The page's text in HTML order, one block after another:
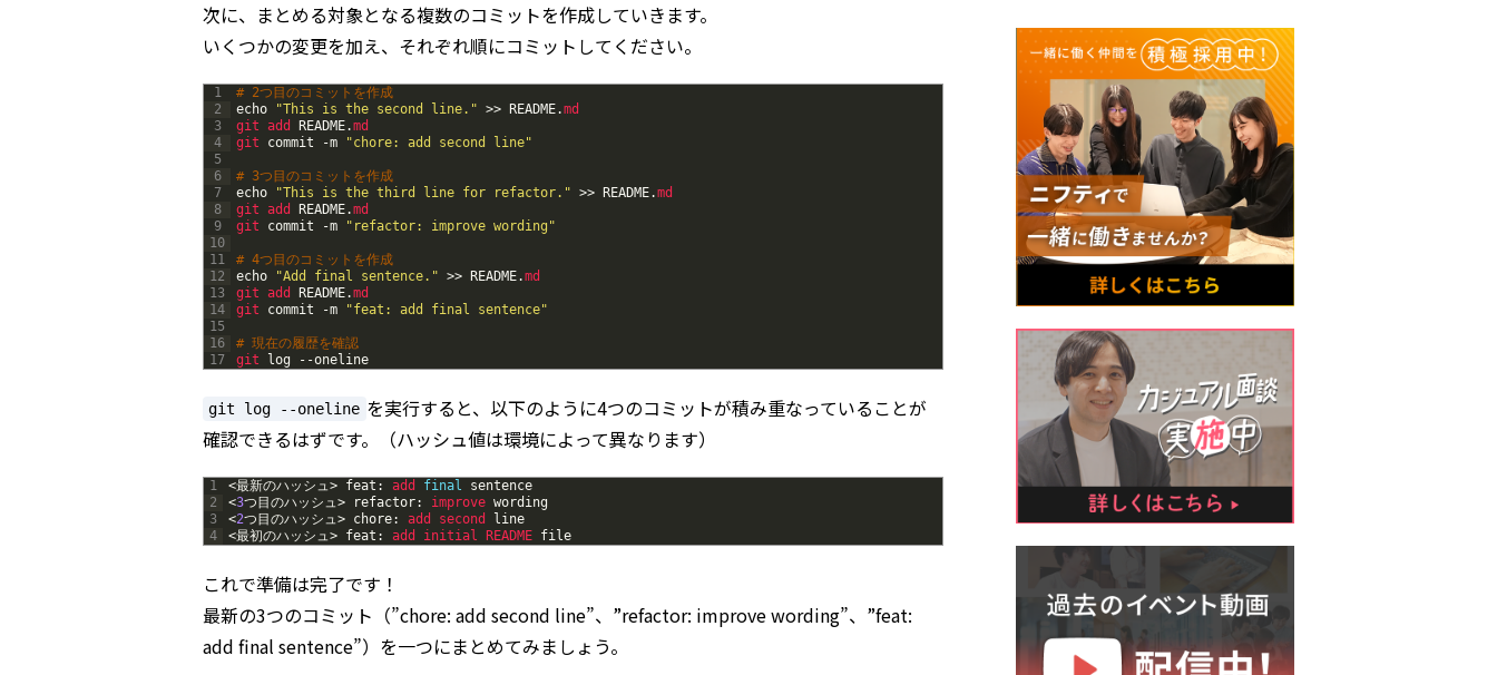
次に、まとめる対象となる複数のコミットを作成していきます。
いくつかの変更を加え、それぞれ順にコミットしてください。
1
2
3
4
5
6
7
8
9
10
11
12
13
14
15
16
17
# 2つ目のコミットを作成
echo
"This is the second line." >> README.md
git add README.md
git commit -m "chore: add second line"
# 3つ目のコミットを作成
echo
"This is the third line for refactor." >> README.md
git add README.md
git commit -m "refactor: improve wording"
# 4つ目のコミットを作成
echo
"Add final sentence." >> README.md
git add README.md
git commit -m "feat: add final sentence"
# 現在の履歴を確認
git
log --oneline
git log --oneline を実行すると、以下のように4つのコミットが積み重なっていることが
確認できるはずです。（ハッシュ値は環境によって異なります）
1
2
3
4
<最新のハッシュ> feat : add final
sentence
<3つ目のハッシュ> refactor: improve wording
<2つ目のハッシュ> chore: add second
line
<最初のハッシュ> feat : add initial README file
これで準備は完了です！
最新の3つのコミット（”chore: add second line”、”refactor: improve wording”、”feat:
add final sentence”）を一つにまとめてみましょう。